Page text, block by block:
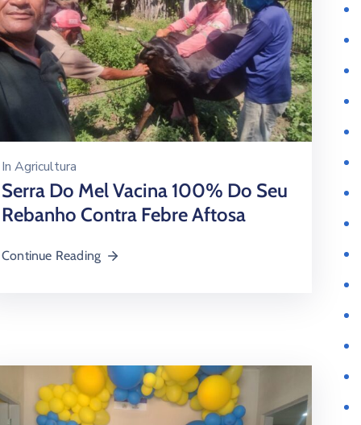
In Agricultura
Serra Do Mel Vacina 100% Do Seu
Rebanho Contra Febre Aftosa
Continue Reading